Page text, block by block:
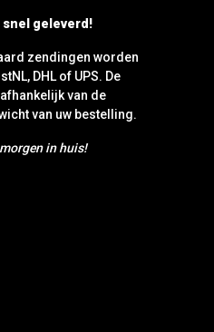
snel geleverd!
zendingen worden
DHL of UPS. De
van de
van uw bestelling.
in huis!